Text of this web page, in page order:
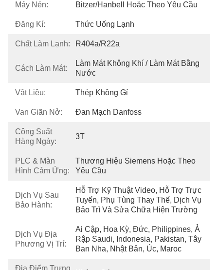
Máy Nén: Bitzer/Hanbell Hoặc Theo Yêu Cầu
Đăng Kí: Thức Uống Lạnh
Chất Làm Lạnh: R404a/R22a
Cách Làm Mát:
Làm Mát Không Khí / Làm Mát Bằng
Nước
Vật Liệu: Thép Không Gỉ
Van Giãn Nở: Đan Mạch Danfoss
Công Suất
Hàng Ngày:
3T
PLC & Màn
Hình Cảm Ứng:
Thương Hiệu Siemens Hoặc Theo
Yêu Cầu
Dịch Vụ Sau
Bảo Hành:
Hỗ Trợ Kỹ Thuật Video, Hỗ Trợ Trực
Tuyến, Phụ Tùng Thay Thế, Dịch Vụ
Bảo Trì Và Sửa Chữa Hiện Trường
Dịch Vụ Địa
Phương Vị Trí:
Ai Cập, Hoa Kỳ, Đức, Philippines, Ả
Rập Saudi, Indonesia, Pakistan, Tây
Ban Nha, Nhật Bản, Úc, Maroc
Địa Điểm Trưng